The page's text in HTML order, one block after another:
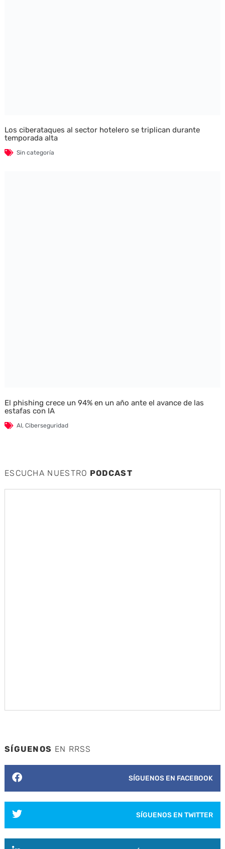
Los ciberataques al sector hotelero se triplican durante
temporada alta
Sin categoría
El phishing crece un 94% en un año ante el avance de las
estafas con IA
AI, Ciberseguridad
ESCUCHA NUESTRO PODCAST
SÍGUENOS EN RRSS
SÍGUENOS EN FACEBOOK
SÍGUENOS EN TWITTER